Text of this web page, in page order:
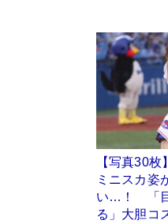
【写真30枚
ミニスカ姿
い…！ 「目
る」大胆コ